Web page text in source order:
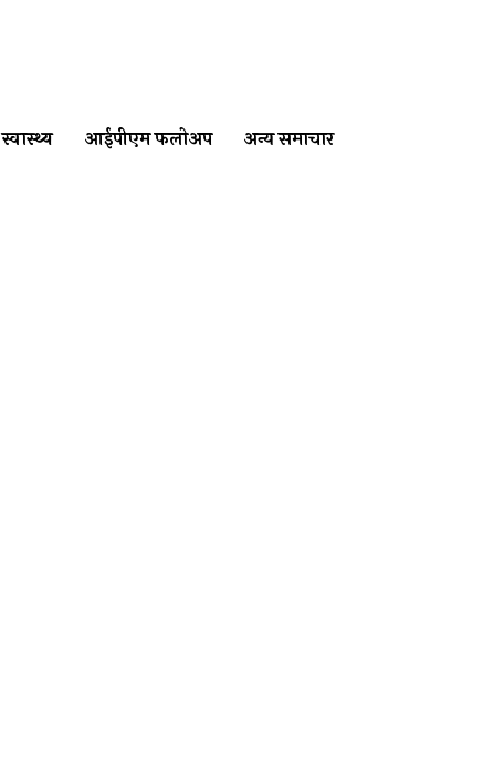
स्वास्थ्य आईपीएम फलोअप अन्य समाचार